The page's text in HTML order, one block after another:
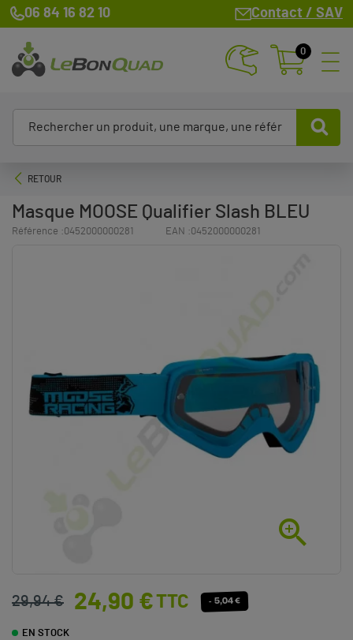
06 84 16 82 10 Contact / SAV
0
RETOUR
Masque MOOSE Qualifier Slash BLEU
Référence :0452000000281 EAN :0452000000281

29,94 € 24,90 €TTC - 5,04 €
EN STOCK